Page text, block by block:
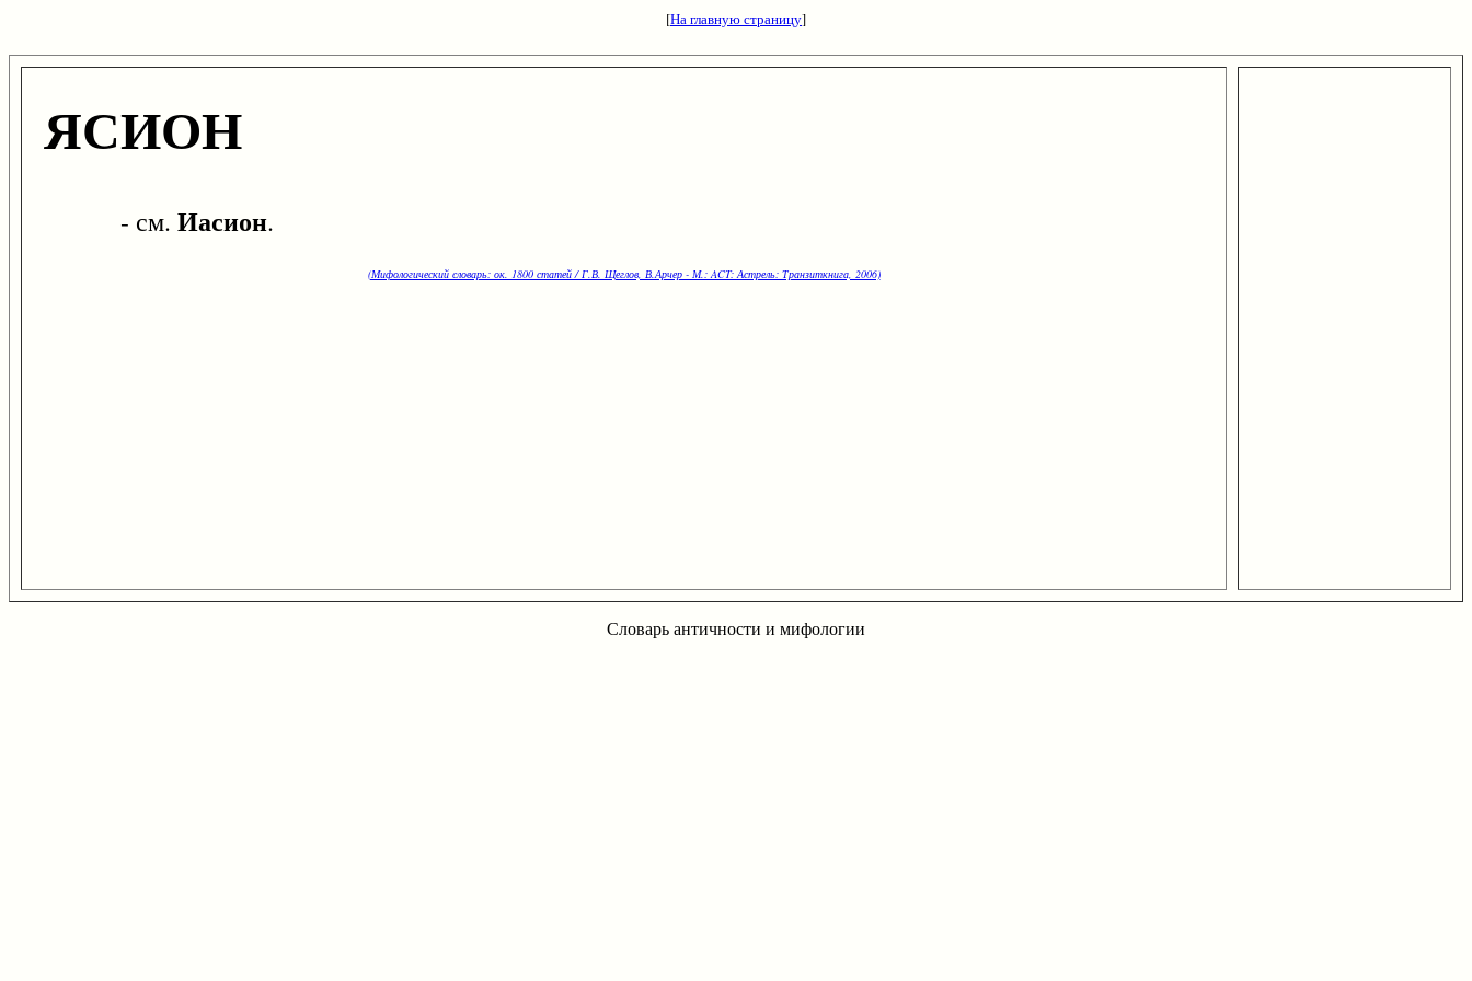
[На главную страницу]
ЯСИОН
- см. Иасион.
(Мифологический словарь: ок. 1800 статей / Г.В. Щеглов, В.Арчер - М.: ACT: Астрель: Транзиткнига, 2006)
Словарь античности и мифологии